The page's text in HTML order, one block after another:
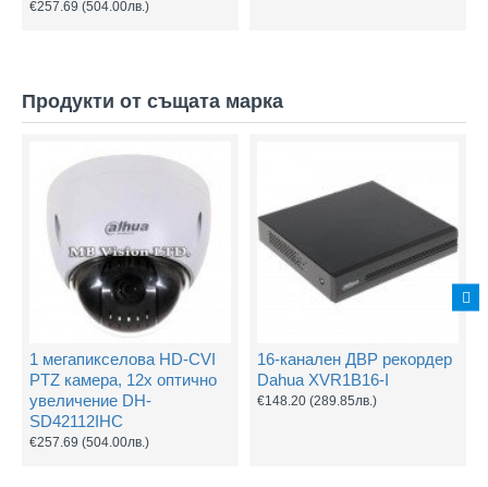
€257.69 (504.00лв.)
Продукти от същата марка
1 мегапикселова HD-CVI
PTZ камера, 12х оптично
увеличение DH-
SD42112IHC
€257.69 (504.00лв.)
16-канален ДВР рекордер
Dahua XVR1B16-I
€148.20 (289.85лв.)